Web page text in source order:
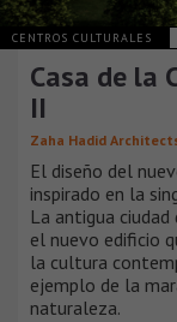
CENTROS CULTURALES
Casa de la
II
Zaha Hadid
El diseño del
inspirado en la
La antigua
el nuevo edificio
la cultura
ejemplo de la
naturaleza.